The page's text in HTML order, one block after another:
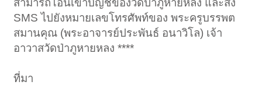
SMS ไปยังหมายเลขโทรศัพท์ของ พระครูบรรพต
สมานคุณ (พระอาจารย์ประพันธ์ อนาวิโล) เจ้า
อาวาสวัดป่าภูหายหลง ****
ที่มา